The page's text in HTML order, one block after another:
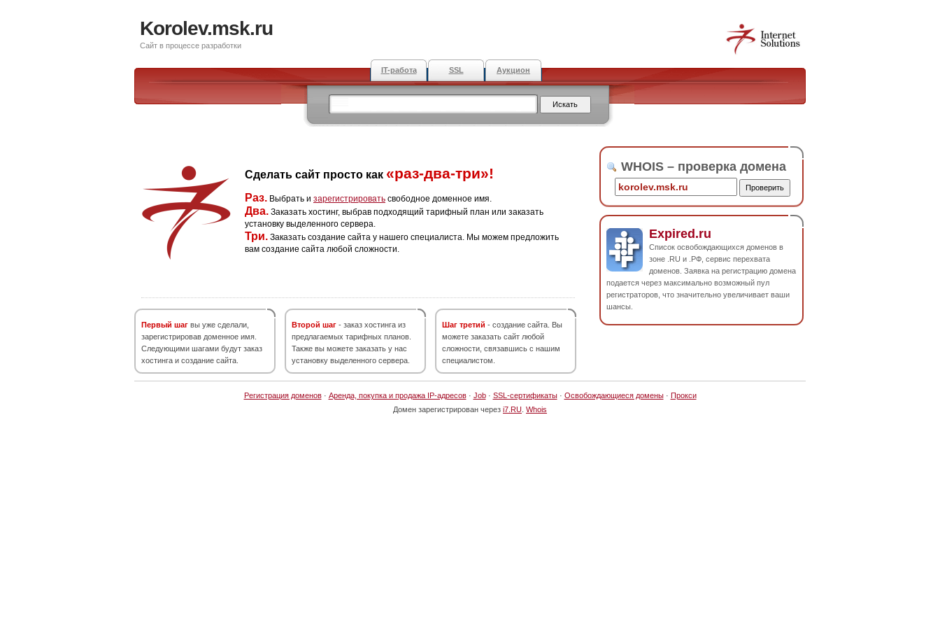
Korolev.msk.ru
Сайт в процессе разработки
IT-работа SSL Аукцион
Сделать сайт просто как «раз-два-три»!
Раз. Выбрать и зарегистрировать свободное доменное имя.
Два. Заказать хостинг, выбрав подходящий тарифный план или заказать
установку выделенного сервера.
Три. Заказать создание сайта у нашего специалиста. Мы можем предложить
вам создание сайта любой сложности.
Первый шаг вы уже сделали,
зарегистрировав доменное имя.
Следующими шагами будут заказ
хостинга и создание сайта.
Второй шаг - заказ хостинга из
предлагаемых тарифных планов.
Также вы можете заказать у нас
установку выделенного сервера.
Шаг третий - создание сайта. Вы
можете заказать сайт любой
сложности, связавшись с нашим
специалистом.
WHOIS – проверка домена
Expired.ru
Список освобождающихся доменов в
зоне .RU и .РФ, сервис перехвата
доменов. Заявка на регистрацию домена
подается через максимально возможный пул
регистраторов, что значительно увеличивает ваши
шансы.
Регистрация доменов· Аренда, покупка и продажа IP-адресов· Job· SSL-сертификаты· Освобождающиеся домены· Прокси
Домен зарегистрирован через i7.RU Whois